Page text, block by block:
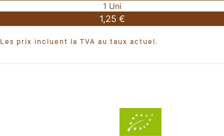
1 Uni
1,25 €
Les prix incluent la TVA au taux actuel.